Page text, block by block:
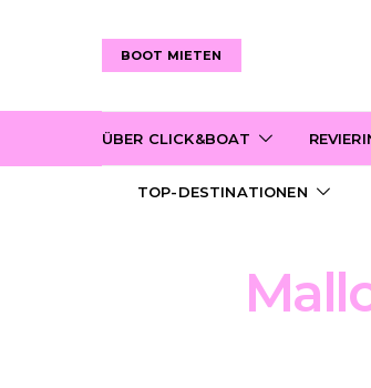
BOOT MIETEN
ÜBER CLICK&BOAT
TOP-DESTINATIONEN